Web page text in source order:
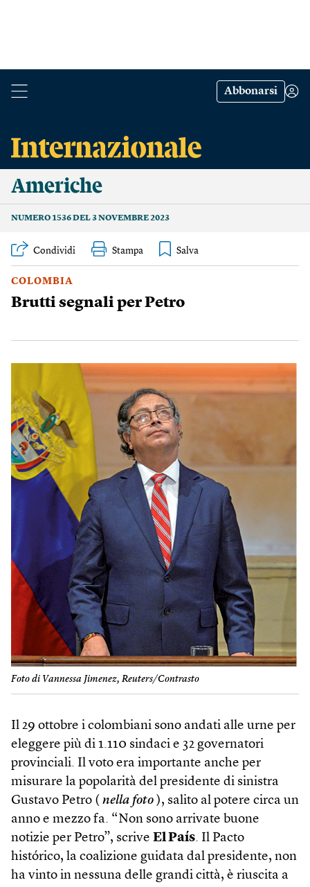
Abbonarsi
Americhe
NUMERO 1536 DEL 3 NOVEMBRE 2023
Condividi Stampa
COLOMBIA
Brutti segnali per Petro
Foto di Vannessa Jimenez, Reuters/Contrasto
Il 29 ottobre i colombiani sono andati alle urne per
eleggere più di 1.110 sindaci e 32 governatori
provinciali. Il voto era importante anche per
misurare la popolarità del presidente di sinistra
Gustavo Petro ( nella foto ), salito al potere circa un
anno e mezzo fa. “Non sono arrivate buone
notizie per Petro”, scrive El País. Il Pacto
histórico, la coalizione guidata dal presidente, non
ha vinto in nessuna delle grandi città, è riuscita a